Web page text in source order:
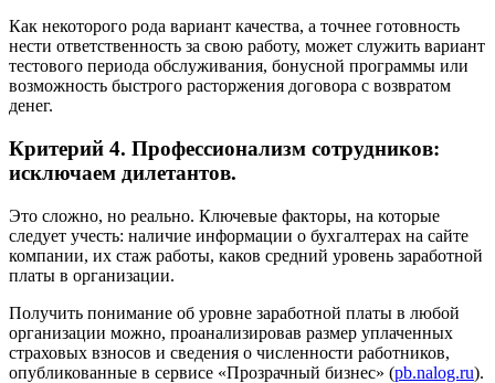
Как некоторого рода вариант качества, а точнее готовность
нести ответственность за свою работу, может служить вариант
тестового периода обслуживания, бонусной программы или
возможность быстрого расторжения договора с возвратом
денег.
Критерий 4. Профессионализм сотрудников:
исключаем дилетантов.
Это сложно, но реально. Ключевые факторы, на которые
следует учесть: наличие информации о бухгалтерах на сайте
компании, их стаж работы, каков средний уровень заработной
платы в организации.
Получить понимание об уровне заработной платы в любой
организации можно, проанализировав размер уплаченных
страховых взносов и сведения о численности работников,
опубликованные в сервисе «Прозрачный бизнес» (pb.nalog.ru).